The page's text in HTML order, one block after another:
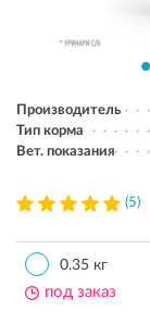
Производитель
Тип корма
Вет. показания
(5)
0.35 кг
под заказ